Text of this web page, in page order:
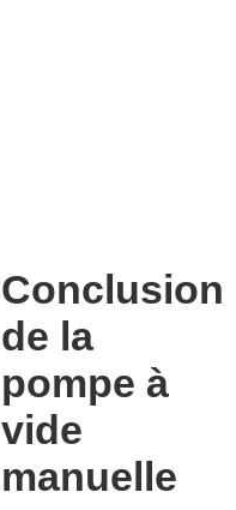
Conclusion
de la
pompe à
vide
manuelle